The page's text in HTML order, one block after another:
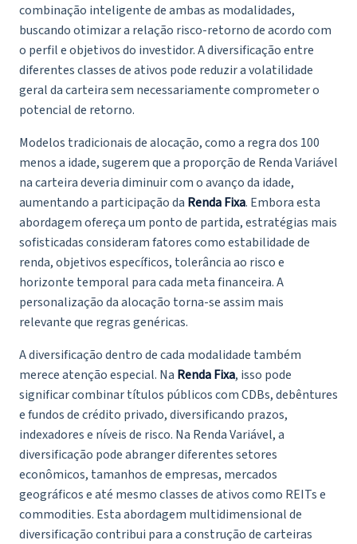
combinação inteligente de ambas as modalidades,
buscando otimizar a relação risco-retorno de acordo com
o perfil e objetivos do investidor. A diversificação entre
diferentes classes de ativos pode reduzir a volatilidade
geral da carteira sem necessariamente comprometer o
potencial de retorno.
Modelos tradicionais de alocação, como a regra dos 100
menos a idade, sugerem que a proporção de Renda Variável
na carteira deveria diminuir com o avanço da idade,
aumentando a participação da Renda Fixa. Embora esta
abordagem ofereça um ponto de partida, estratégias mais
sofisticadas consideram fatores como estabilidade de
renda, objetivos específicos, tolerância ao risco e
horizonte temporal para cada meta financeira. A
personalização da alocação torna-se assim mais
relevante que regras genéricas.
A diversificação dentro de cada modalidade também
merece atenção especial. Na Renda Fixa, isso pode
significar combinar títulos públicos com CDBs, debêntures
e fundos de crédito privado, diversificando prazos,
indexadores e níveis de risco. Na Renda Variável, a
diversificação pode abranger diferentes setores
econômicos, tamanhos de empresas, mercados
geográficos e até mesmo classes de ativos como REITs e
commodities. Esta abordagem multidimensional de
diversificação contribui para a construção de carteiras